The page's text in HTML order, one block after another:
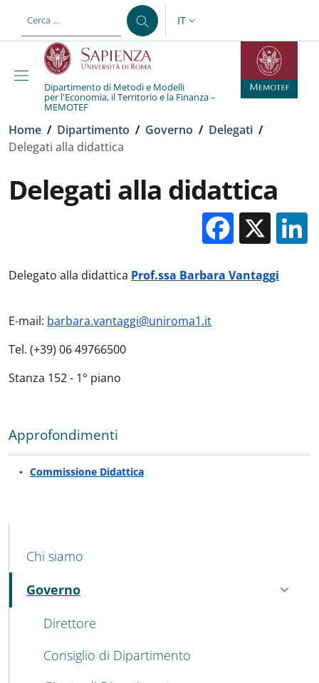
al contenuto principale
SELETTORE LINGUA:
IT
Dipartimento di Metodi e Modelli
per l'Economia, il Territorio e la Finanza –
MEMOTEF
Briciole di pane
Home / Dipartimento / Governo / Delegati /
Delegati alla didattica
Delegati alla didattica
X
Delegato alla didattica Prof.ssa Barbara Vantaggi
E-mail: barbara.vantaggi@uniroma1.it
Tel. (+39) 06 49766500
Stanza 152 - 1° piano
Approfondimenti
Commissione Didattica
MENU CEV SECOND NAVIGATION
Chi siamo
Governo
Attivo
Direttore
Consiglio di Dipartimento